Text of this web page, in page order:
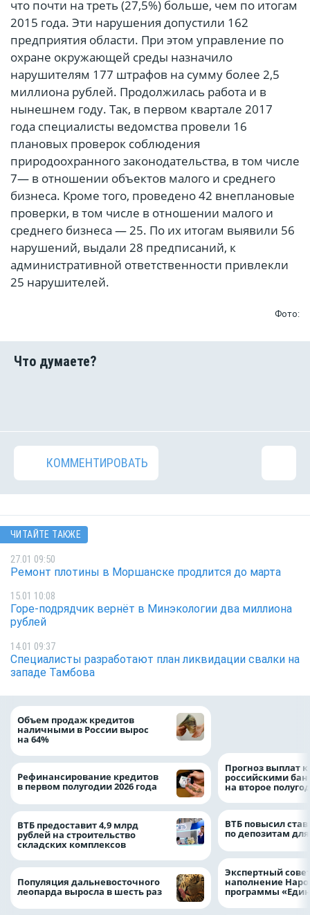
что почти на треть (27,5%) больше, чем по итогам
2015 года. Эти нарушения допустили 162
предприятия области. При этом управление по
охране окружающей среды назначило
нарушителям 177 штрафов на сумму более 2,5
миллиона рублей. Продолжилась работа и в
нынешнем году. Так, в первом квартале 2017
года специалисты ведомства провели 16
плановых проверок соблюдения
природоохранного законодательства, в том числе
7— в отношении объектов малого и среднего
бизнеса. Кроме того, проведено 42 внеплановые
проверки, в том числе в отношении малого и
среднего бизнеса — 25. По их итогам выявили 56
нарушений, выдали 28 предписаний, к
административной ответственности привлекли
25 нарушителей.
Фото:
КОММЕНТИРОВАТЬ
ЧИТАЙТЕ ТАКЖЕ
27.01 09:50
Ремонт плотины в Моршанске продлится до марта
15.01 10:08
Горе-подрядчик вернёт в Минэкологии два миллиона
рублей
14.01 09:37
Специалисты разработают план ликвидации свалки на
западе Тамбова
Объем продаж кредитов
наличными в России вырос
на 64%
Рефинансирование кредитов
в первом полугодии 2026 года
ВТБ предоставит 4,9 млрд
рублей на строительство
складских комплексов
Популяция дальневосточного
леопарда выросла в шесть раз
Прогноз выплат
российскими
на второе
ВТБ повысил
по депозитам
Экспертный
наполнение
программы